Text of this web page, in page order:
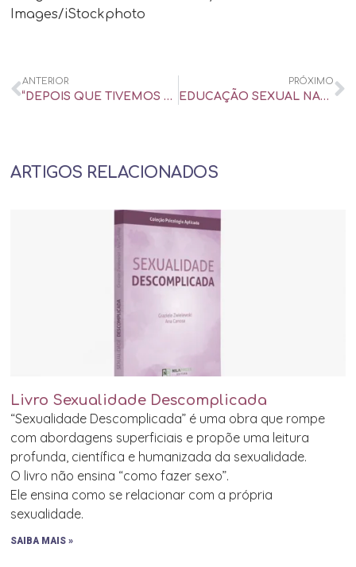
Images/iStockphoto
ANTERIOR
“DEPOIS QUE TIVEMOS FILHOS, MINHA ESPOSA SE DESINTERESSOU POR SEXO” – CBN PARA MAIORES – NOITE TOTAL – ENTREVISTA
PRÓXIMO
EDUCAÇÃO SEXUAL NAS ESCOLAS: FINALMENTE SOCIEDADE ESTÁ MUDANDO A CABEÇA? – UOL UNIVERSA
ARTIGOS RELACIONADOS
Livro Sexualidade Descomplicada
“Sexualidade Descomplicada” é uma obra que rompe
com abordagens superficiais e propõe uma leitura
profunda, científica e humanizada da sexualidade.
O livro não ensina “como fazer sexo”.
Ele ensina como se relacionar com a própria
sexualidade.
SAIBA MAIS »